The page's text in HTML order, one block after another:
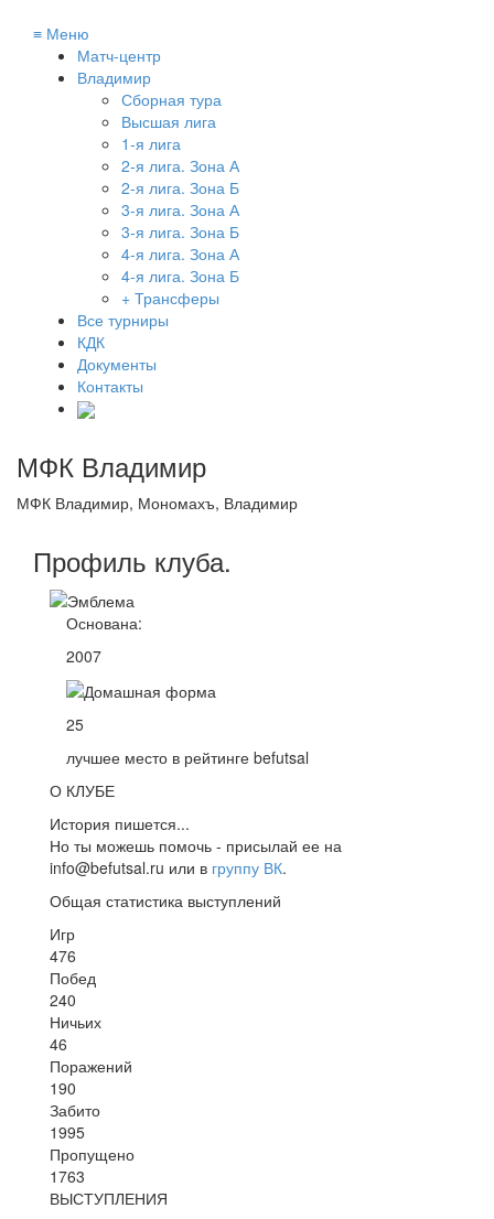
≡ Меню
Матч-центр
Владимир
Сборная тура
Высшая лига
1-я лига
2-я лига. Зона А
2-я лига. Зона Б
3-я лига. Зона А
3-я лига. Зона Б
4-я лига. Зона А
4-я лига. Зона Б
+ Трансферы
Все турниры
КДК
Документы
Контакты
МФК Владимир
МФК Владимир, Мономахъ, Владимир
Профиль клуба.
Основана:
2007
25
лучшее место в рейтинге befutsal
О КЛУБЕ
История пишется...
Но ты можешь помочь - присылай ее на
info@befutsal.ru или в группу ВК.
Общая статистика выступлений
Игр
476
Побед
240
Ничьих
46
Поражений
190
Забито
1995
Пропущено
1763
ВЫСТУПЛЕНИЯ